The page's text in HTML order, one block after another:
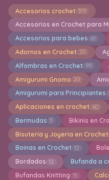
Accesorios crochet 319
Accesorios en Crochet para
Accesorios para bebes 61
Adornos en Crochet 20
Alfombras en Crochet 99
Amigurumi Gnomo 20
Amigurumi para Principiantes
Aplicaciones en crochet 60
Bermudas 3 Bikinis en
Bisuteria y Joyeria en Crochet
Boinas en Crochet 12
Bordados 12 Bufanda a
Bufandas Knitting 15